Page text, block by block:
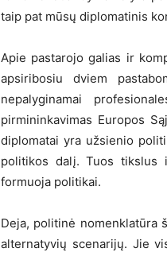
taip pat mūsų diplomatinis
Apie pastarojo galias ir
apsiribosiu dviem
nepalyginamai
pirmininkavimas Europos
diplomatai yra užsienio
politikos dalį. Tuos tikslus
formuoja politikai.
Deja, politinė nomenklatūra
alternatyvių scenarijų. Jie